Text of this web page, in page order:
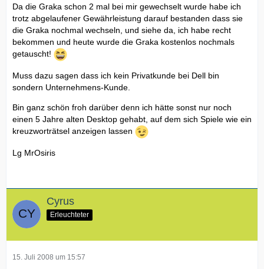
Da die Graka schon 2 mal bei mir gewechselt wurde habe ich
trotz abgelaufener Gewährleistung darauf bestanden dass sie
die Graka nochmal wechseln, und siehe da, ich habe recht
bekommen und heute wurde die Graka kostenlos nochmals
getauscht!
Muss dazu sagen dass ich kein Privatkunde bei Dell bin
sondern Unternehmens-Kunde.
Bin ganz schön froh darüber denn ich hätte sonst nur noch
einen 5 Jahre alten Desktop gehabt, auf dem sich Spiele wie ein
kreuzworträtsel anzeigen lassen
Lg MrOsiris
Cyrus
Erleuchteter
15. Juli 2008 um 15:57